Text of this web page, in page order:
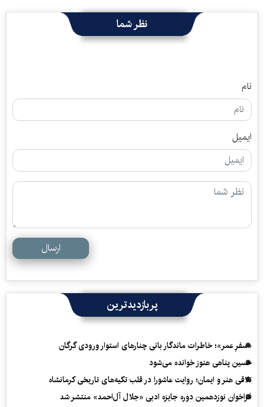
نظر شما
نام
ایمیل
ارسال
پربازدیدترین
«سفرِ عمر»؛ خاطرات ماندگار بانی چنارهای استوار ورودی گرگان
حسین پناهی هنوز خوانده می‌شود
تلاقی هنر و ایمان؛ روایت عاشورا در قلب تکیه‌های تاریخی کرمانشاه
فراخوان نوزدهمین دوره جایزه ادبی «جلال آل‌احمد» منتشر شد